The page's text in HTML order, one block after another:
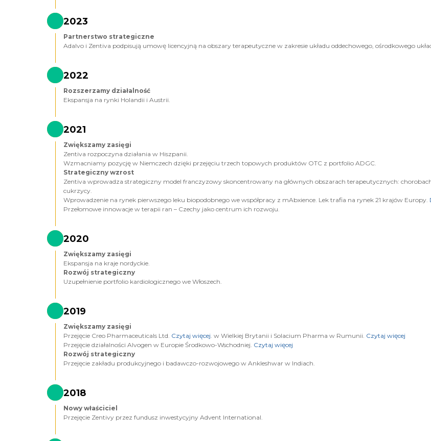
2023
Partnerstwo strategiczne
Adalvo i Zentiva podpisują umowę licencyjną na obszary terapeutyczne w zakresie układu oddechowego, ośrodkowego
2022
Rozszerzamy działalność
Ekspansja na rynki Holandii i Austrii.
2021
Zwiększamy zasięgi
Zentiva rozpoczyna działania w Hiszpanii.
Wzmacniamy pozycję w Niemczech dzięki przejęciu trzech topowych produktów OTC z portfolio ADGC.
Strategiczny wzrost
Zentiva wprowadza strategiczny model franczyzowy skoncentrowany na głównych obszarach terapeutycznych:
cukrzycy.
Wprowadzenie na rynek pierwszego leku biopodobnego we współpracy z mAbxience. Lek trafia na rynek 21 krajów Europy.
Przełomowe innowacje w terapii ran – Czechy jako centrum ich rozwoju.
2020
Zwiększamy zasięgi
Ekspansja na kraje nordyckie.
Rozwój strategiczny
Uzupełnienie portfolio kardiologicznego we Włoszech.
2019
Zwiększamy zasięgi
Przejęcie Creo Pharmaceuticals Ltd. Czytaj więcej. w Wielkiej Brytanii i Solacium Pharma w Rumunii. Czytaj więcej
Przejęcie działalności Alvogen w Europie Środkowo-Wschodniej. Czytaj więcej
Rozwój strategiczny
Przejęcie zakładu produkcyjnego i badawczo-rozwojowego w Ankleshwar w Indiach.
2018
Nowy właściciel
Przejęcie Zentivy przez fundusz inwestycyjny Advent International.